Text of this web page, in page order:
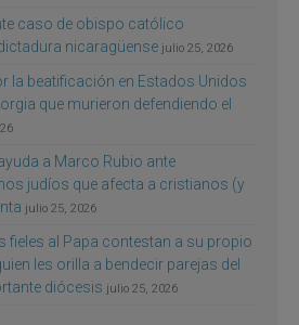
caso de obispo católico
nicaragüense julio 25, 2026
la beatificación en Estados Unidos
que murieron defendiendo el
a Marco Rubio ante
judíos que afecta a cristianos (y
julio 25, 2026
fieles al Papa contestan a su propio
les orilla a bendecir parejas del
diócesis julio 25, 2026